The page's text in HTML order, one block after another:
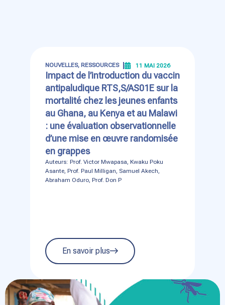
NOUVELLES, RESSOURCES 11 MAI 2026
Impact de l’introduction du vaccin
antipaludique RTS,S/AS01E sur la
mortalité chez les jeunes enfants
au Ghana, au Kenya et au Malawi
: une évaluation observationnelle
d’une mise en œuvre randomisée
en grappes
Auteurs: Prof. Victor Mwapasa, Kwaku Poku
Asante, Prof. Paul Milligan, Samuel Akech,
Abraham Oduro, Prof. Don P
En savoir plus